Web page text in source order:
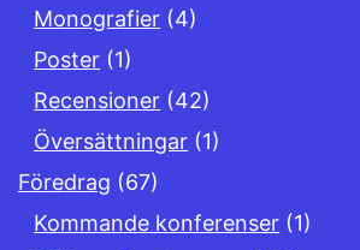
Monografier (4)
Poster (1)
Recensioner (42)
Översättningar (1)
Föredrag (67)
Kommande konferenser (1)